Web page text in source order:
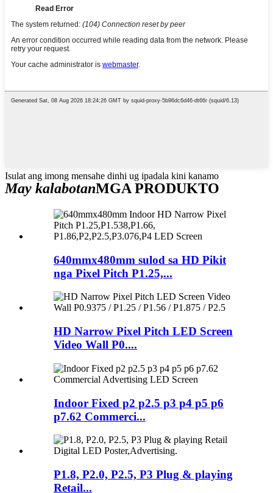
Isulat ang imong mensahe dinhi ug ipadala kini kanamo
May kalabotanMGA PRODUKTO
640mmx480mm sulod sa HD Pikit
nga Pixel Pitch P1.25,...
HD Narrow Pixel Pitch LED Screen
Video Wall P0....
Indoor Fixed p2 p2.5 p3 p4 p5 p6
p7.62 Commerci...
P1.8, P2.0, P2.5, P3 Plug & playing
Retail...